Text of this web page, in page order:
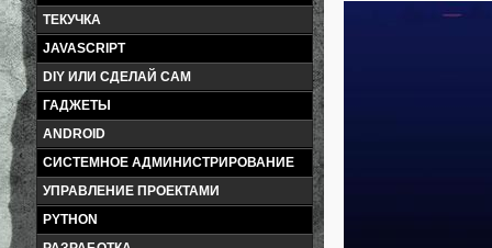
ТЕКУЧКА
JAVASCRIPT
DIY ИЛИ СДЕЛАЙ САМ
ГАДЖЕТЫ
ANDROID
СИСТЕМНОЕ АДМИНИСТРИРОВАНИЕ
УПРАВЛЕНИЕ ПРОЕКТАМИ
PYTHON